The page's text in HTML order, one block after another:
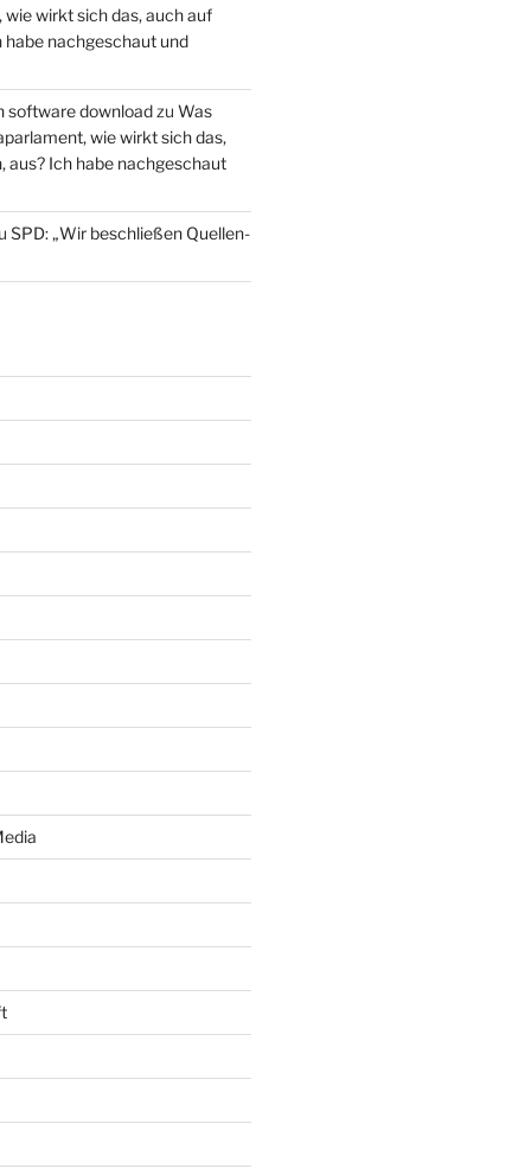
wirkt sich das, auch auf
habe nachgeschaut und
software downloadzu Was
wie wirkt sich das,
aus? Ich habe nachgeschaut
SPD: „Wir beschließen Quellen-